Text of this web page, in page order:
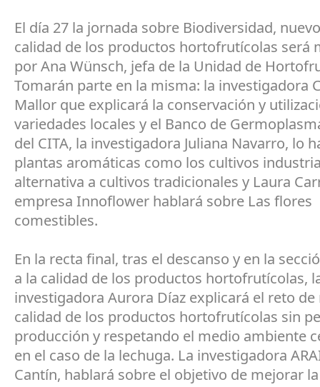
El día 27 la jornada sobre Biodiversidad,
calidad de los productos hortofrutícolas será
por Ana Wünsch, jefa de la Unidad de
Tomarán parte en la misma: la investigadora
Mallor que explicará la conservación y
variedades locales y el Banco de
del CITA, la investigadora Juliana Navarro, lo
plantas aromáticas como los cultivos
alternativa a cultivos tradicionales y Laura
empresa Innoflower hablará sobre Las flores
comestibles.
En la recta final, tras el descanso y en la
a la calidad de los productos hortofrutícolas,
investigadora Aurora Díaz explicará el reto
calidad de los productos hortofrutícolas sin
producción y respetando el medio ambiente
en el caso de la lechuga. La investigadora
Cantín, hablará sobre el objetivo de mejorar